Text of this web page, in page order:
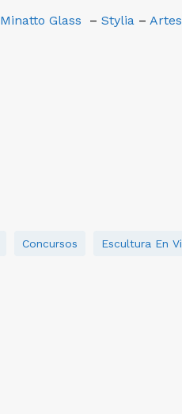
Minatto Glass – Stylia –
Concursos Escultura En